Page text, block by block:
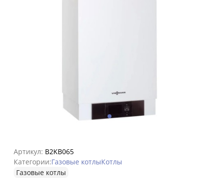
Артикул: B2KB065
Категории:Газовые котлыКотлы
Газовые котлы